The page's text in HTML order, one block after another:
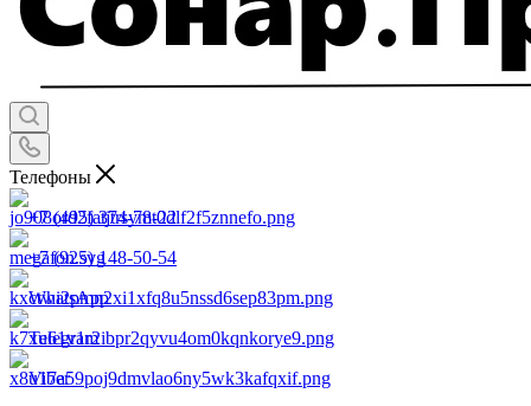
Телефоны
+7 (495) 374-78-22
+7 (925) 148-50-54
WhatsApp
Telegram
Viber